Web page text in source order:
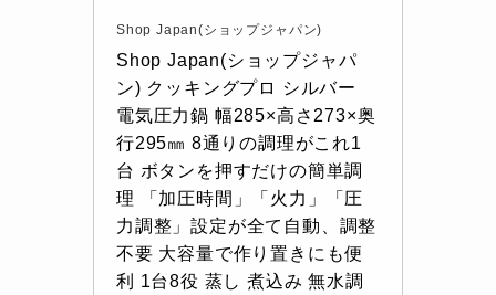
Shop Japan(ショップジャパン)
Shop Japan(ショップジャパ
ン) クッキングプロ シルバー
電気圧力鍋 幅285×高さ273×奥
行295㎜ 8通りの調理がこれ1
台 ボタンを押すだけの簡単調
理 「加圧時間」「火力」「圧
力調整」設定が全て自動、調整
不要 大容量で作り置きにも便
利 1台8役 蒸し 煮込み 無水調